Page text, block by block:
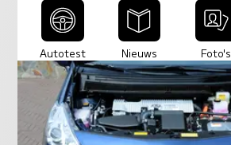
Autotest Nieuws Foto's